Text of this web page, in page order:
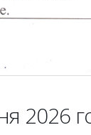
2026